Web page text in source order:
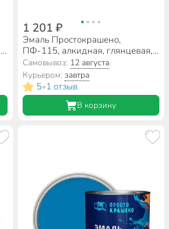
1 201 ₽
Эмаль Простокрашено,
ПФ-115, алкидная, глянцевая,
зеленая, 2.7 кг
Самовывоз: 12 августа
Курьером: завтра
5•1 отзыв
В корзину